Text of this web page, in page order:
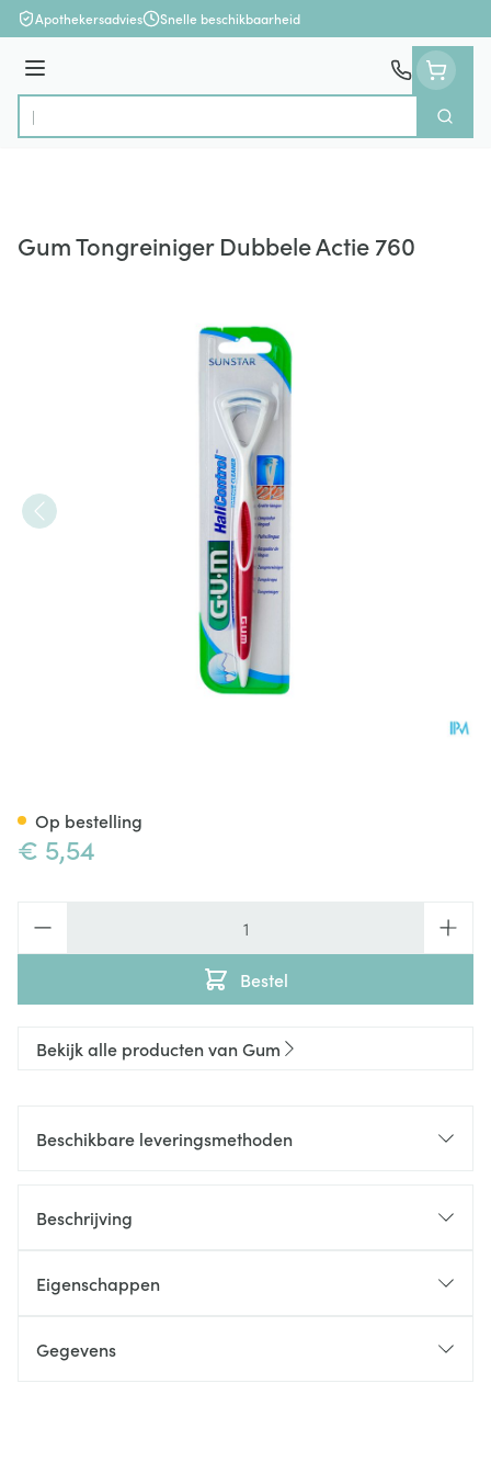
Ga naar de inhoud
Apothekersadvies Snelle beschikbaarheid
Menu
Product, merk, categorie...
Zoek
Gum Tongreiniger Dubbele Actie 760
€ 5,54
Bestel
Op bestelling
Bekijk alle producten van Gum
Beschikbare leveringsmethoden
Beschrijving
Eigenschappen
Gegevens